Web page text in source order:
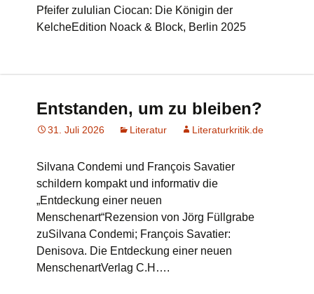
Pfeifer zuIulian Ciocan: Die Königin der
KelcheEdition Noack & Block, Berlin 2025
Entstanden, um zu bleiben?
31. Juli 2026 Literatur Literaturkritik.de
Silvana Condemi und François Savatier
schildern kompakt und informativ die
„Entdeckung einer neuen
Menschenart“Rezension von Jörg Füllgrabe
zuSilvana Condemi; François Savatier:
Denisova. Die Entdeckung einer neuen
MenschenartVerlag C.H….